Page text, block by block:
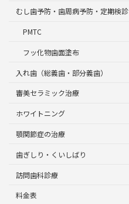
むし歯予防・歯周病予防・定期検診
PMTC
フッ化物歯面塗布
入れ歯（総義歯・部分義歯）
審美セラミック治療
ホワイトニング
顎関節症の治療
歯ぎしり・くいしばり
訪問歯科診療
料金表